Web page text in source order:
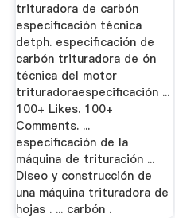
trituradora de carbón
especificación técnica
detph. especificación de
carbón trituradora de ón
técnica del motor
trituradoraespecificación ...
100+ Likes. 100+
Comments. ...
especificación de la
máquina de trituración ...
Diseo y construcción de
una máquina trituradora de
hojas . ... carbón .